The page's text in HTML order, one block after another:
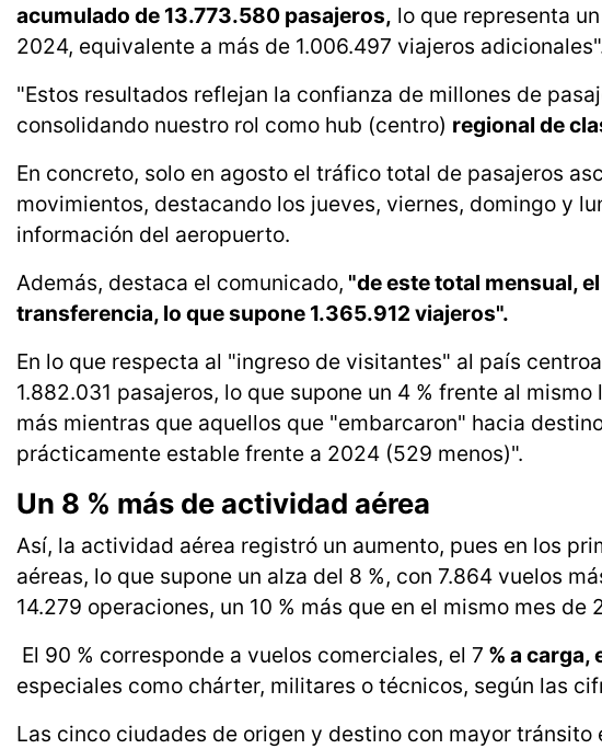
acumulado de 13.773.580 pasajeros, lo que representa
2024, equivalente a más de 1.006.497 viajeros
"Estos resultados reflejan la confianza de millones de
consolidando nuestro rol como hub (centro) regional de
En concreto, solo en agosto el tráfico total de pasajeros
movimientos, destacando los jueves, viernes, domingo y
información del aeropuerto.
Además, destaca el comunicado, "de este total mensual,
transferencia, lo que supone 1.365.912 viajeros".
En lo que respecta al "ingreso de visitantes" al país
1.882.031 pasajeros, lo que supone un 4 % frente al
más mientras que aquellos que "embarcaron" hacia
prácticamente estable frente a 2024 (529 menos)".
Un 8 % más de actividad aérea
Así, la actividad aérea registró un aumento, pues en los
aéreas, lo que supone un alza del 8 %, con 7.864 vuelos
14.279 operaciones, un 10 % más que en el mismo mes
El 90 % corresponde a vuelos comerciales, el 7 % a carga,
especiales como chárter, militares o técnicos, según las
Las cinco ciudades de origen y destino con mayor